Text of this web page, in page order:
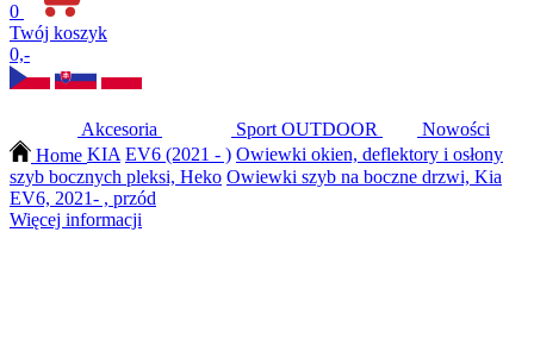
0
Twój koszyk
0,-
Akcesoria Sport OUTDOOR
Nowości
Home KIA EV6 (2021 - ) Owiewki okien, deflektory i osłony
szyb bocznych pleksi, Heko Owiewki szyb na boczne drzwi, Kia
EV6, 2021- , przód
Więcej informacji